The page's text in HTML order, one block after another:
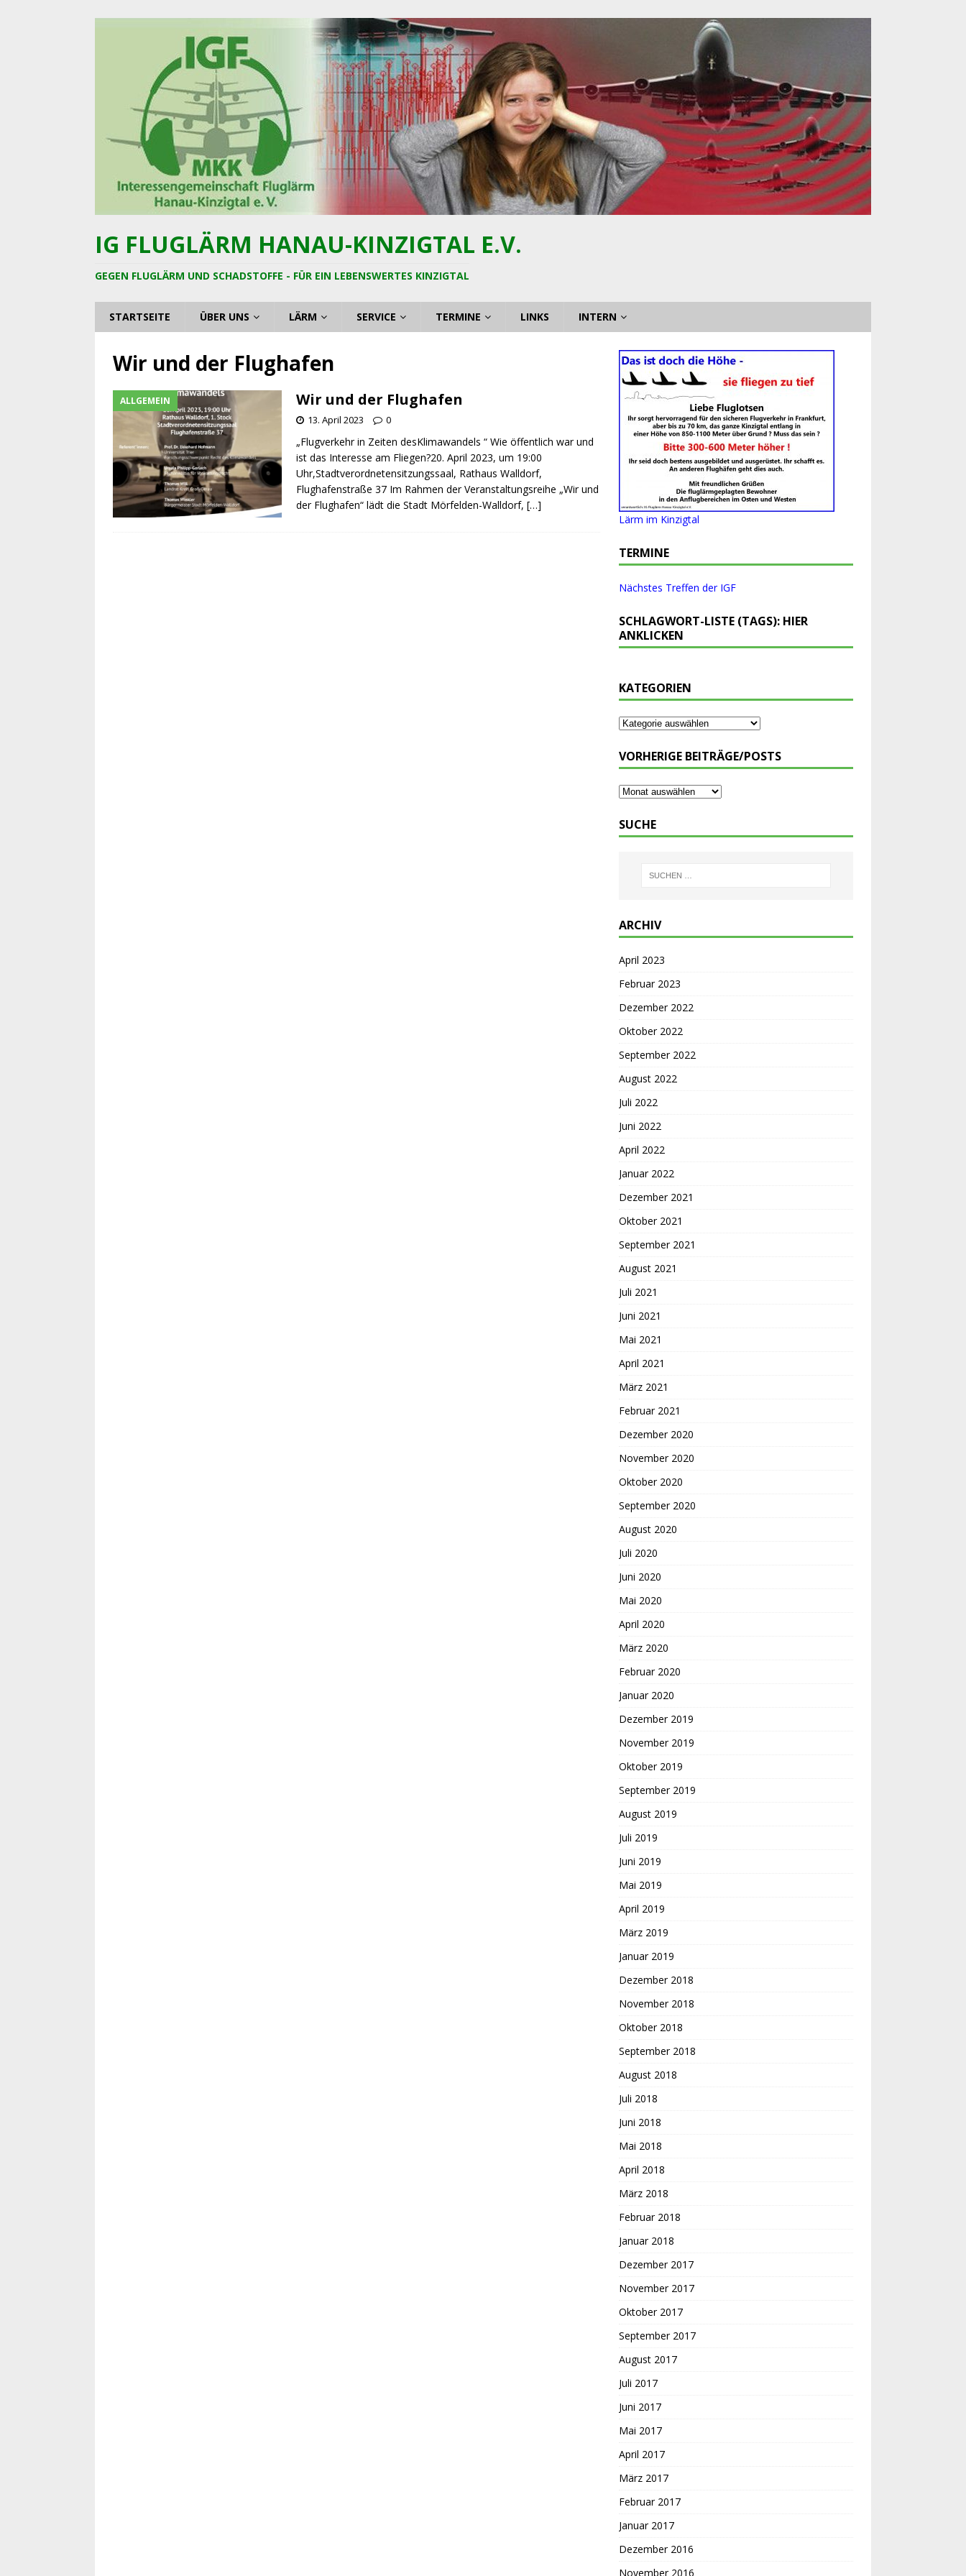
IG FLUGLÄRM HANAU-KINZIGTAL E.V.
GEGEN FLUGLÄRM UND SCHADSTOFFE - FÜR EIN LEBENSWERTES KINZIGTAL
STARTSEITE ÜBER UNS LÄRM SERVICE TERMINE LINKS INTERN
Wir und der Flughafen
ALLGEMEIN Wir und der Flughafen
13. April 2023 0
„Flugverkehr in Zeiten desKlimawandels “ Wie öffentlich war und
ist das Interesse am Fliegen?20. April 2023, um 19:00
Uhr,Stadtverordnetensitzungssaal, Rathaus Walldorf,
Flughafenstraße 37 Im Rahmen der Veranstaltungsreihe „Wir und
der Flughafen“ lädt die Stadt Mörfelden-Walldorf, […]
Lärm im Kinzigtal
TERMINE
Nächstes Treffen der IGF
SCHLAGWORT-LISTE (TAGS): HIER
ANKLICKEN
KATEGORIEN
VORHERIGE BEITRÄGE/POSTS
SUCHE
ARCHIV
April 2023
Februar 2023
Dezember 2022
Oktober 2022
September 2022
August 2022
Juli 2022
Juni 2022
April 2022
Januar 2022
Dezember 2021
Oktober 2021
September 2021
August 2021
Juli 2021
Juni 2021
Mai 2021
April 2021
März 2021
Februar 2021
Dezember 2020
November 2020
Oktober 2020
September 2020
August 2020
Juli 2020
Juni 2020
Mai 2020
April 2020
März 2020
Februar 2020
Januar 2020
Dezember 2019
November 2019
Oktober 2019
September 2019
August 2019
Juli 2019
Juni 2019
Mai 2019
April 2019
März 2019
Januar 2019
Dezember 2018
November 2018
Oktober 2018
September 2018
August 2018
Juli 2018
Juni 2018
Mai 2018
April 2018
März 2018
Februar 2018
Januar 2018
Dezember 2017
November 2017
Oktober 2017
September 2017
August 2017
Juli 2017
Juni 2017
Mai 2017
April 2017
März 2017
Februar 2017
Januar 2017
Dezember 2016
November 2016